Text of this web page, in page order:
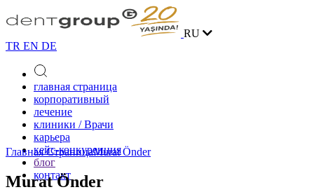
RU
TR EN DE
главная страница
корпоративный
лечение
клиники / Врачи
карьера
кейс-конкуренция
блог
контакт
Главная СтраницаMurat Önder
Murat Önder